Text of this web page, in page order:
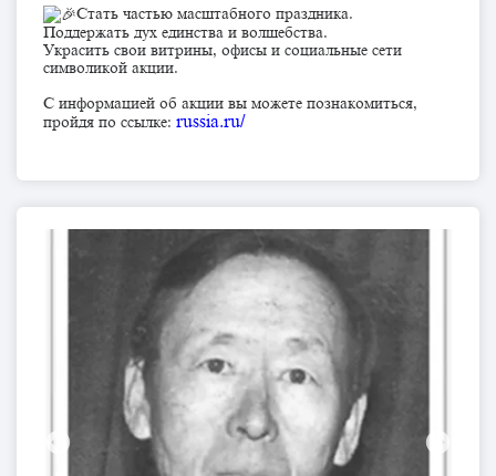
Стать частью масштабного праздника.
Поддержать дух единства и волшебства.
Украсить свои витрины, офисы и социальные сети
символикой акции.
С информацией об акции вы можете познакомиться,
пройдя по ссылке: russia.ru/